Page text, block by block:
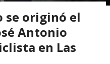
se originó el
Antonio
en Las